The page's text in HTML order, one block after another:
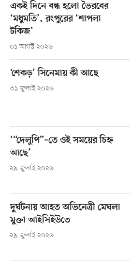
একই দিনে বন্ধ হলো ভৈরবের
‘মধুমতি’, রংপুরের ‘শাপলা
টকিজ’
০১ আগস্ট ২০২৬
‘শেকড়’ সিনেমায় কী আছে
৩১ জুলাই ২০২৬
‘“দেলুপি”–তে ওই সময়ের চিহ্ন
আছে’
২৯ জুলাই ২০২৬
দুর্ঘটনায় আহত অভিনেত্রী মেঘলা
মুক্তা আইসিইউতে
২৯ জুলাই ২০২৬